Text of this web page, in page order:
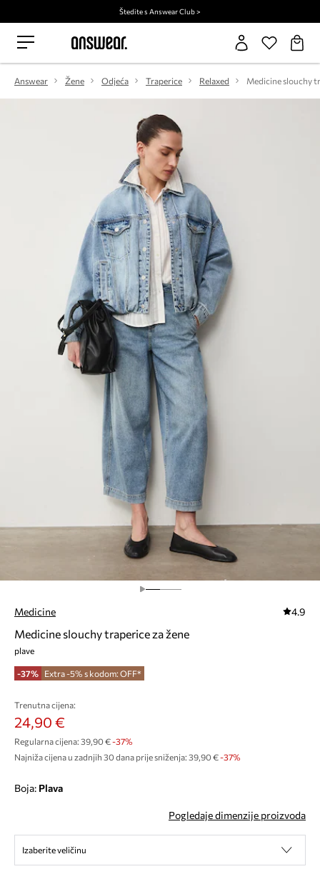
Štedite s Answear Club >
Answear Žene Odjeća Traperice Relaxed Medicine slouchy
Medicine 4.9
Medicine slouchy traperice za žene
plave
-37% Extra -5% s kodom: OFF*
Trenutna cijena:
24,90 €
Regularna cijena: 39,90 €-37%
Najniža cijena u zadnjih 30 dana prije sniženja: 39,90 € -37%
Boja: plava
Pogledaje dimenzije proizvoda
Izaberite veličinu